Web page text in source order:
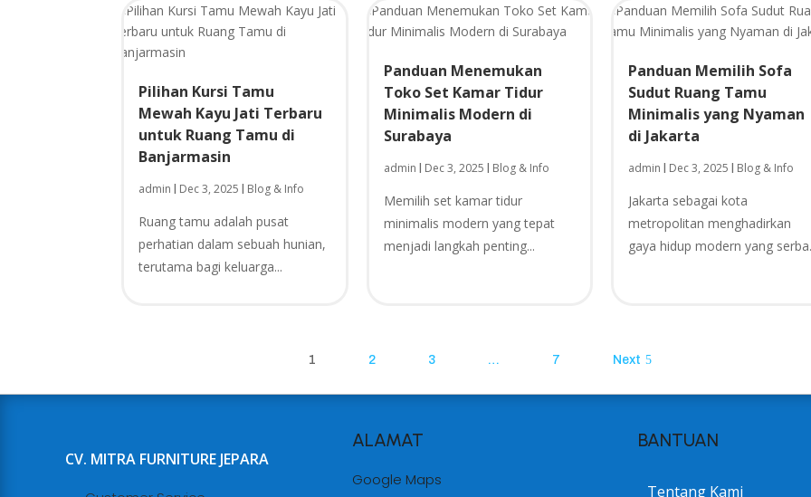
Pilihan Kursi Tamu
Mewah Kayu Jati Terbaru
untuk Ruang Tamu di
Banjarmasin
admin Dec 3, 2025 Blog & Info
Ruang tamu adalah pusat
perhatian dalam sebuah hunian,
terutama bagi keluarga...
Panduan Menemukan
Toko Set Kamar Tidur
Minimalis Modern di
Surabaya
admin Dec 3, 2025 Blog & Info
Memilih set kamar tidur
minimalis modern yang tepat
menjadi langkah penting...
Panduan Memilih Sofa
Sudut Ruang Tamu
Minimalis yang Nyaman
di Jakarta
admin Dec 3, 2025 Blog & Info
Jakarta sebagai kota
metropolitan menghadirkan
gaya hidup modern yang
1 2 3 … 7 Next
CV. MITRA FURNITURE JEPARA
ALAMAT
Google Maps
BANTUAN
Tentang Kami